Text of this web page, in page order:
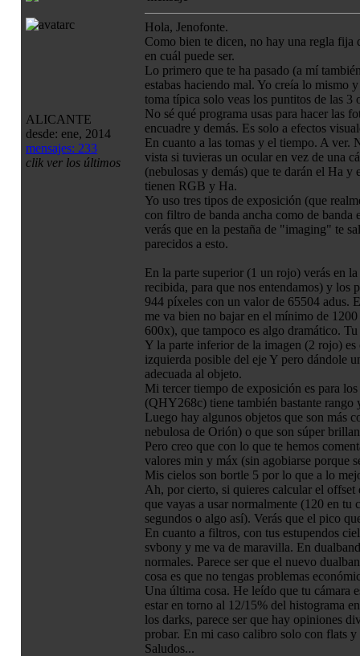
ALICANTE
desde: ene, 2014
mensajes: 233
clik ver los últimos
Hola, Jenofonte.
Como bien te dicen, no hay una regla fija
en cuál puede ser.
Lo primero que te ha pasado (a mí
estabas haciendo mal. Yo creía lo mismo
toma típica solo veas los puntitos de las 3
No sé qué programa usas para hacer las
encuadre y demás. Es solo a efectos
En cuanto a las tomas y el tiempo. A ver.
vista si tuvieras un ocular en vez de una
(nebulosas y demás) que te darán el Ha
tienen RGB y Ha.
Yo uso tres tipos de exposición (que
con filtro de banda ancha como de
verás que en la pestaña de "imaging" te
parecidos a esto.
En la parte superior (1 un rojo) verás en
recibida, para que nos entendamos) y
944 píxeles con un valor de 65504 adus.
me va bien no bajar en el mínimo de
600x), que tampoco es algo dramático.
Y la parte inferior de la imagen (2 rojo) es
izquierda posible del eje Y pero dándole
adecuada al objeto.
Mi tercer tiempo de exposición es para
(QHY268c) tiene también bastante rango
Luego hay algunos objetos que son más
nebulosa de Orión) o que son súper
Pero creo que con lo que te hemos
valores min y máx (sin agobiarse porque
Mis cielos son bortle 5 por lo que a lo
Ah, por cierto, si quieres calcular el offset
que vayas a usar normalmente (120 en
segundos o algo así). Verás que el pico
En cuanto a filtros, con tus estupendos
svbony y me va de maravilla. En
normales. Parece ser que el nuevo
cosa es que no tengas problemas
Una última cosa. He leído que tu cámara
estar en torno al 12/15% del histograma
los darks, parece ser que hay opiniones
probar. En mi caso calibro solo con flats y
Saludos...